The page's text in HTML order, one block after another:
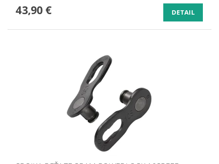
43,90 € DETAIL